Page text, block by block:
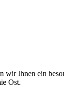
wir Ihnen ein
Ost.